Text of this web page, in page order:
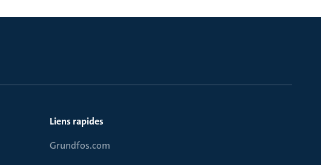
Liens rapides
Grundfos.com